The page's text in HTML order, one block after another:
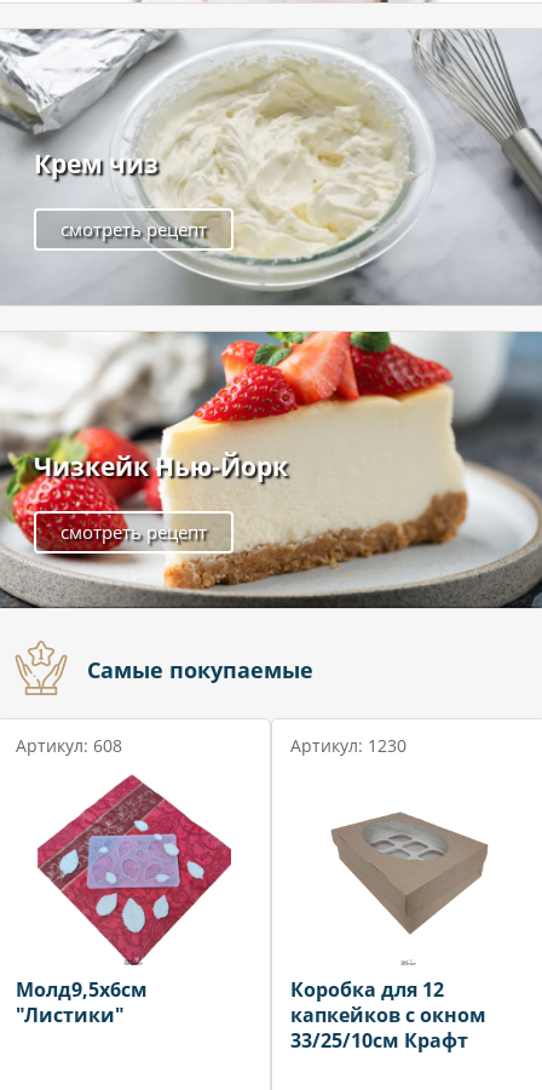
Крем чиз
смотреть рецепт
Чизкейк Нью-Йорк
смотреть рецепт
Самые покупаемые
Артикул: 608
Молд9,5х6см
"Листики"
Артикул: 1230
Коробка для 12
капкейков с окном
33/25/10см Крафт